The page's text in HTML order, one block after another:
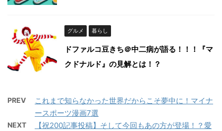
グルメ 暮らし
ドファルコ豆きち＠中二病が語る！！！『マ
クドナルド』の見解とは！？
PREV
これまで知らなかった世界だからこそ夢中に！マイナ
ースポーツ漫画7選
NEXT
【祝200記事投稿】そして今回もあの方が登場！？愛